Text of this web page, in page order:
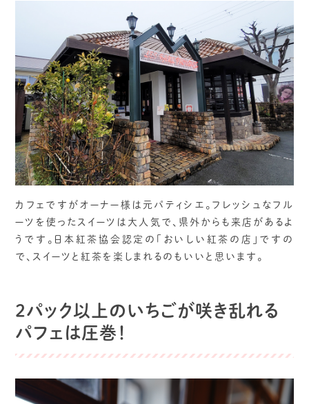
カフェですがオーナー様は元パティシエ。フレッシュなフル
ーツを使ったスイーツは大人気で、県外からも来店があるよ
うです。日本紅茶協会認定の「おいしい紅茶の店」ですの
で、スイーツと紅茶を楽しまれるのもいいと思います。
2パック以上のいちごが咲き乱れる
パフェは圧巻！